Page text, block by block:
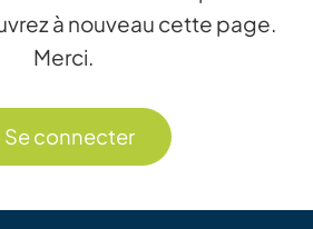
à nouveau cette page.
Merci.
Se connecter